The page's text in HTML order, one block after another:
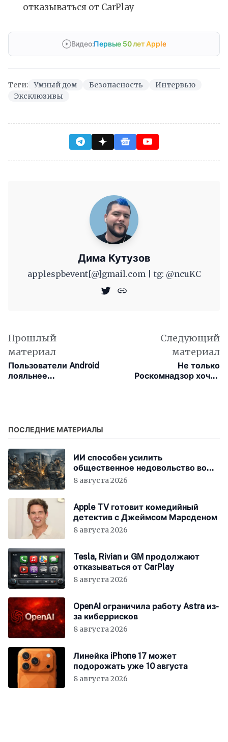
отказываться от CarPlay
Видео:Первые 50 лет Apple
Теги: Умный дом Безопасность
Интервью
Эксклюзивы
Дима Кутузов
applespbevent[@]gmail.com | tg: @ncuKC
Прошлый
материал
Пользователи Android
лояльнее
Следующий
материал
Не только
Роскомнадзор хочет
ПОСЛЕДНИЕ МАТЕРИАЛЫ
ИИ способен усилить
общественное недовольство во
всём мире
8 августа 2026
Apple TV готовит комедийный
детектив с Джеймсом Марсденом
8 августа 2026
Tesla, Rivian и GM продолжают
отказываться от CarPlay
8 августа 2026
OpenAI ограничила работу Astra из-
за киберрисков
8 августа 2026
Линейка iPhone 17 может
подорожать уже 10 августа
8 августа 2026